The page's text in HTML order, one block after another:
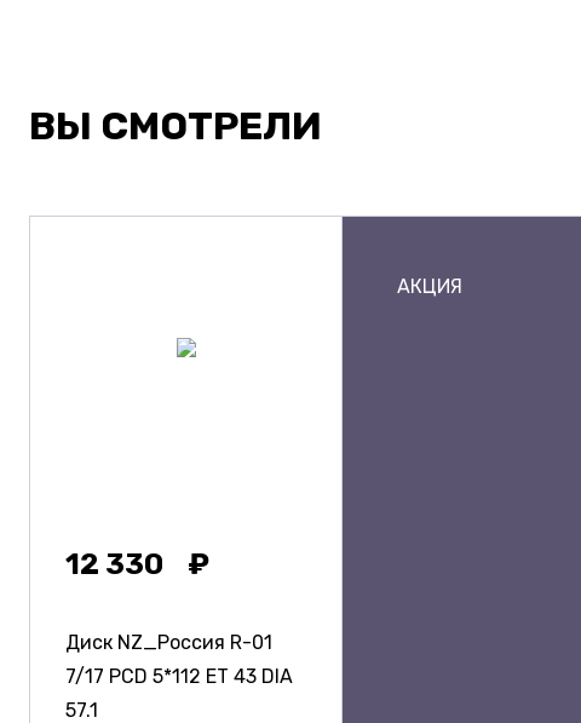
ВЫ СМОТРЕЛИ
12 330
Диск NZ_Россия R-01
7/17 PCD 5*112 ET 43 DIA
57.1
АКЦИЯ